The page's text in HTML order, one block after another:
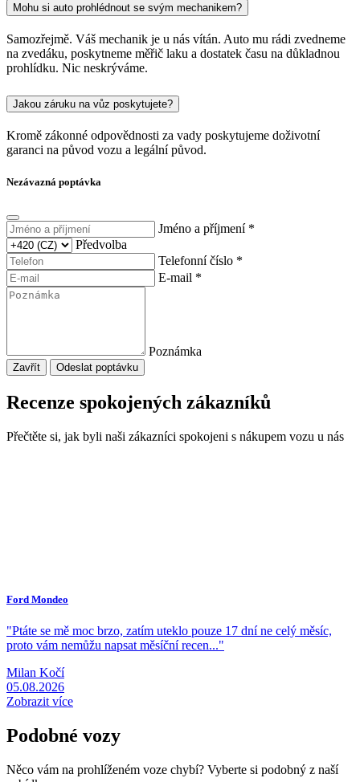
Mohu si auto prohlédnout se svým mechanikem?
Samozřejmě. Váš mechanik je u nás vítán. Auto mu rádi zvedneme
na zvedáku, poskytneme měřič laku a dostatek času na důkladnou
prohlídku. Nic neskrýváme.
Jakou záruku na vůz poskytujete?
Kromě zákonné odpovědnosti za vady poskytujeme doživotní
garanci na původ vozu a legální původ.
Nezávazná poptávka
Jméno a příjmení *
Předvolba
Telefonní číslo *
E-mail *
Poznámka
Zavřít Odeslat poptávku
Recenze spokojených zákazníků
Přečtěte si, jak byli naši zákazníci spokojeni s nákupem vozu u nás
Ford Mondeo
"Ptáte se mě moc brzo, zatím uteklo pouze 17 dní ne celý měsíc,
proto vám nemůžu napsat měsíční recen..."
Milan Kočí
05.08.2026
Zobrazit více
Podobné vozy
Něco vám na prohlíženém voze chybí? Vyberte si podobný z naší